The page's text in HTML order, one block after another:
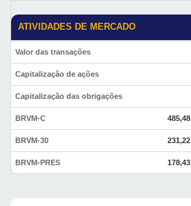
ATIVIDADES DE MERCADO
Valor das transações
Capitalização de ações
Capitalização das obrigações
BRVM-C 485,48
BRVM-30 231,22
BRVM-PRES 178,43